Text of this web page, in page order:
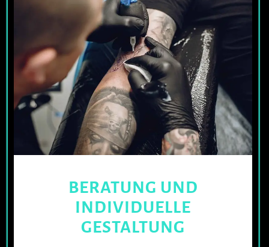
BERATUNG UND
INDIVIDUELLE
GESTALTUNG